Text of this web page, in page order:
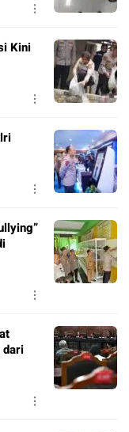
Kini
dari